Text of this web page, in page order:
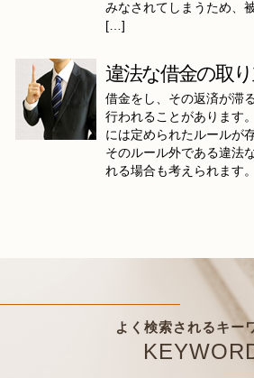
みなされてしまうため、
[…]
違法な借金の取り
借金をし、その返済が滞
行われることがあります
には定められたルールが
そのルール外である違法
れる場合も考えられます
よく検索されるキー